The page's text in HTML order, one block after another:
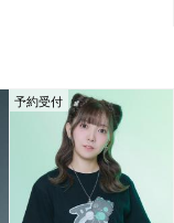
予約受付